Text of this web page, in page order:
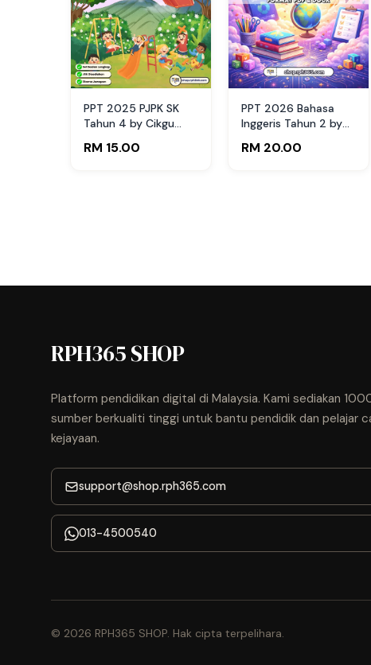
PPT 2025 PJPK SK
Tahun 4 by Cikgu
RM 15.00
PPT 2026 Bahasa
Inggeris Tahun 2 by
RM 20.00
RPH365 SHOP
Platform pendidikan digital di Malaysia. Kami sediakan
sumber berkualiti tinggi untuk bantu pendidik dan pelajar
kejayaan.
support@shop.rph365.com
013-4500540
© 2026 RPH365 SHOP. Hak cipta terpelihara.